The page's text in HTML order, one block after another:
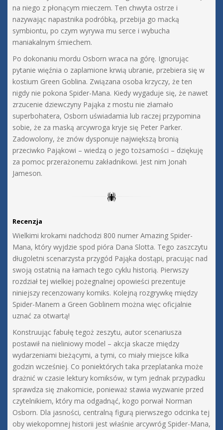
na niego z płonącym mieczem. Ten chwyta ostrze i
nazywając napastnika podróbką, przebija go macką
symbiontu, po czym wyrywa mu serce i wybucha
maniakalnym śmiechem.
Po dokonaniu mordu Osborn wraca na górę. Ignorując
pytanie więźnia o zaplamione krwią ubranie, przebiera się w
kostium Green Goblina. Związana osoba krzyczy, że ten
nigdy nie pokona Spider-Mana. Kiedy wygaduje się, że nawet
zrzucenie dziewczyny Pająka z mostu nie złamało
superbohatera, Osborn uświadamia lub raczej przypomina
sobie, że za maską arcywroga kryje się Peter Parker.
Zadowolony, że znów dysponuje największą bronią
przeciwko Pająkowi – wiedzą o jego tożsamości – dziękuję
za pomoc przerażonemu zakładnikowi. Jest nim Jonah
Jameson.
Recenzja
Wielkimi krokami nadchodzi 800 numer Amazing Spider-
Mana, który wyjdzie spod pióra Dana Slotta. Tego zaszczytu
długoletni scenarzysta przygód Pająka dostąpi, pracując nad
swoją ostatnią na łamach tego cyklu historią. Pierwszy
rozdział tej wielkiej pożegnalnej opowieści prezentuje
niniejszy recenzowany komiks. Kolejną rozgrywkę między
Spider-Manem a Green Goblinem można więc oficjalnie
uznać za otwartą!
Konstruując fabułę tegoż zeszytu, autor scenariusza
postawił na nieliniowy model – akcja skacze między
wydarzeniami bieżącymi, a tymi, co miały miejsce kilka
godzin wcześniej. Co poniektórych taka przeplatanka może
drażnić w czasie lektury komiksów, w tym jednak przypadku
sprawdza się znakomicie, ponieważ stawia wyzwanie przed
czytelnikiem, który ma odgadnąć, kogo porwał Norman
Osborn. Dla jasności, centralną figurą pierwszego odcinka tej
oby wiekopomnej historii jest właśnie arcywróg Spider-Mana,